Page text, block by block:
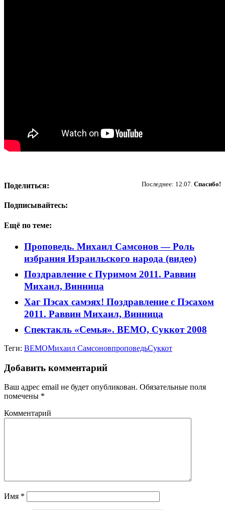
Последнее: 12.07. Спасибо!
Поделиться:
Подписывайтесь:
Ещё по теме:
Проповедь. Михаил Самсонов — Роль
избрания Израильского народа (видео)
Поздравление с Пуримом 2011. Раввин
Михаил, Винница
Хаг Пэсах самэях! Поздравление с Пэсахом
2011. Раввин Михаил, Винница
Спектакль «Семья». ВЕМО, Суккот 2008
Теги: ВЕМОМихаил СамсоновпроповедьСуккот
Добавить комментарий
Ваш адрес email не будет опубликован. Обязательные поля
помечены *
Комментарий
Имя *